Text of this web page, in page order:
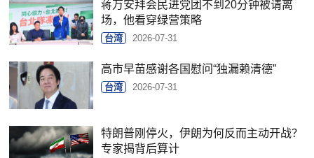
蒋万安拜会民进党团不到20分钟被请离
场，他看穿绿营策略
台湾 2026-07-31
高市早苗感谢各国慰问“独漏赖清德”
台湾 2026-07-31
特朗普刚停火，伊朗为何反而主动开战？
专家揭背后算计